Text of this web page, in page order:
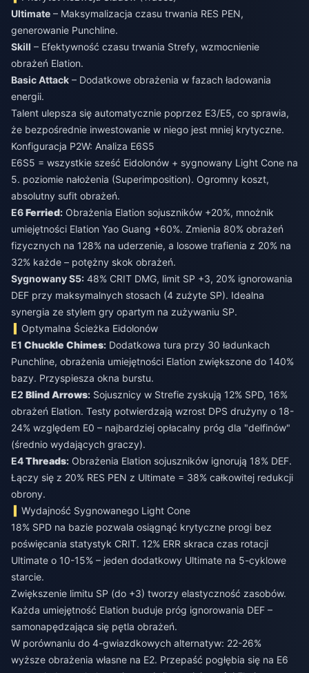
Ultimate – Maksymalizacja czasu trwania RES PEN,
generowanie Punchline.
Skill – Efektywność czasu trwania Strefy, wzmocnienie
obrażeń Elation.
Basic Attack – Dodatkowe obrażenia w fazach ładowania
energii.
Talent ulepsza się automatycznie poprzez E3/E5, co sprawia,
że bezpośrednie inwestowanie w niego jest mniej krytyczne.
Konfiguracja P2W: Analiza E6S5
E6S5 = wszystkie sześć Eidolonów + sygnowany Light Cone na
5. poziomie nałożenia (Superimposition). Ogromny koszt,
absolutny sufit obrażeń.
E6Ferried: Obrażenia Elation sojuszników +20%, mnożnik
umiejętności Elation Yao Guang +60%. Zmienia 80% obrażeń
fizycznych na 128% na uderzenie, a losowe trafienia z 20% na
32% każde – potężny skok obrażeń.
Sygnowany S5: 48% CRIT DMG, limit SP +3, 20% ignorowania
DEF przy maksymalnych stosach (4 zużyte SP). Idealna
synergia ze stylem gry opartym na zużywaniu SP.
Optymalna Ścieżka Eidolonów
E1 Chuckle Chimes: Dodatkowa tura przy 30 ładunkach
Punchline, obrażenia umiejętności Elation zwiększone do 140%
bazy. Przyspiesza okna burstu.
E2 Blind Arrows: Sojusznicy w Strefie zyskują 12% SPD, 16%
obrażeń Elation. Testy potwierdzają wzrost DPS drużyny o 18-
24% względem E0 – najbardziej opłacalny próg dla "delfinów"
(średnio wydających graczy).
E4Threads: Obrażenia Elation sojuszników ignorują 18% DEF.
Łączy się z 20% RES PEN z Ultimate = 38% całkowitej redukcji
obrony.
Wydajność Sygnowanego Light Cone
18% SPD na bazie pozwala osiągnąć krytyczne progi bez
poświęcania statystyk CRIT. 12% ERR skraca czas rotacji
Ultimate o 10-15% – jeden dodatkowy Ultimate na 5-cyklowe
starcie.
Zwiększenie limitu SP (do +3) tworzy elastyczność zasobów.
Każda umiejętność Elation buduje próg ignorowania DEF –
samonapędzająca się pętla obrażeń.
W porównaniu do 4-gwiazdkowych alternatyw: 22-26%
wyższe obrażenia własne na E2. Przepaść pogłębia się na E6